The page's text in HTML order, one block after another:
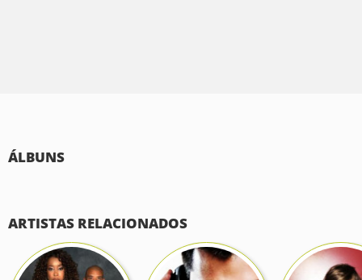
ÁLBUNS
ARTISTAS RELACIONADOS